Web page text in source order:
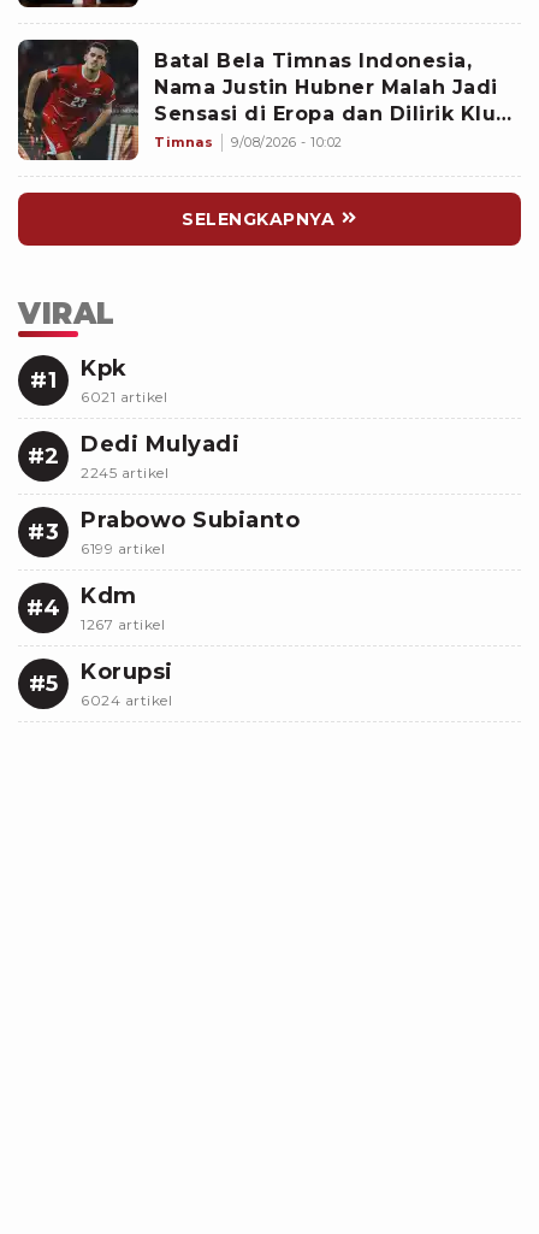
Batal Bela Timnas Indonesia,
Nama Justin Hubner Malah Jadi
Sensasi di Eropa dan Dilirik Klub
Kasta Teratas
Timnas 9/08/2026 - 10:02
SELENGKAPNYA
VIRAL
#1 Kpk
6021 artikel
#2 Dedi Mulyadi
2245 artikel
#3 Prabowo Subianto
6199 artikel
#4 Kdm
1267 artikel
#5 Korupsi
6024 artikel